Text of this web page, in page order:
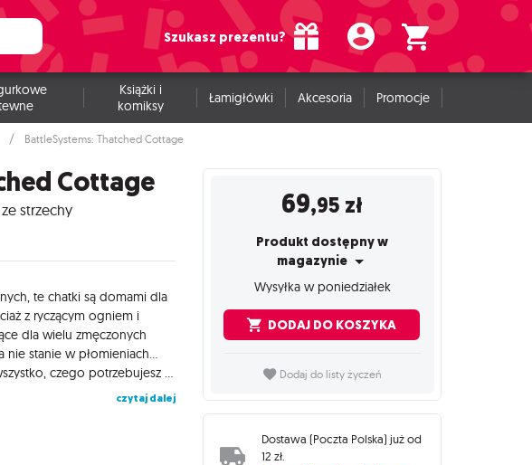
Szukasz prezentu?
Książki i
komiksy
Łamigłówki Akcesoria Promocje
BattleSystems: Thatched Cottage
Cottage
strzechy
te chatki są domami dla
z ryczącym ogniem i
dla wielu zmęczonych
stanie w płomieniach...
BattleSystems: Thatched Cottage zawiera wszystko, czego potrzebujesz do zbudowania rozwalającej się chaty, odpowiedniej do wielu gier fantasy i historycznych w skali 28-35 mm. Wnętrze jest w pełni szczegółowe, a dach można zdjąć. W zestawie znajduje się taras, komin i rozrzucone elementy terenu, które można wykorzystać do ozdobienia stołu do gry. Wiele elementów jest modułowych i można je łączyć w różne kombinacje lub mieszać i dopasowywać do reszty serii.
czytaj dalej
69,95 zł
Produkt dostępny w
magazynie
Wysyłka w poniedziałek
DODAJ DO KOSZYKA
Dodaj do listy życzeń
Dostawa (Poczta Polska) już od
12 zł.